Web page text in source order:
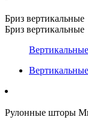
Бриз вертикальные
Бриз вертикальные
Рулонные шторы